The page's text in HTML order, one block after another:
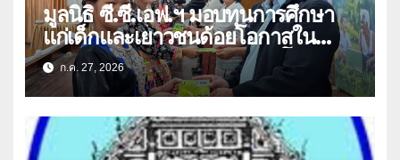
มูลนิธิ ซี.ซี.เอฟ.ฯ มอบทุนการศึกษา
แก่เด็กและเยาวชนด้อยโอกาสใน
จังหวัดเชียงราย-พะเยา สร้างโอกาส
ทางการศึกษา
ก.ค. 27, 2026